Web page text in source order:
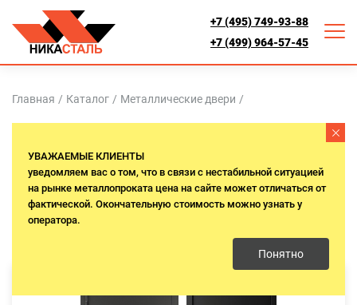
+7 (495) 749-93-88
+7 (499) 964-57-45
Главная / Каталог / Металлические двери /
ДАЧИ
УВАЖАЕМЫЕ КЛИЕНТЫ
уведомляем вас о том, что в связи с нестабильной ситуацией
на рынке металлопроката цена на сайте может отличаться от
фактической. Окончательную стоимость можно узнать у
оператора.
Понятно